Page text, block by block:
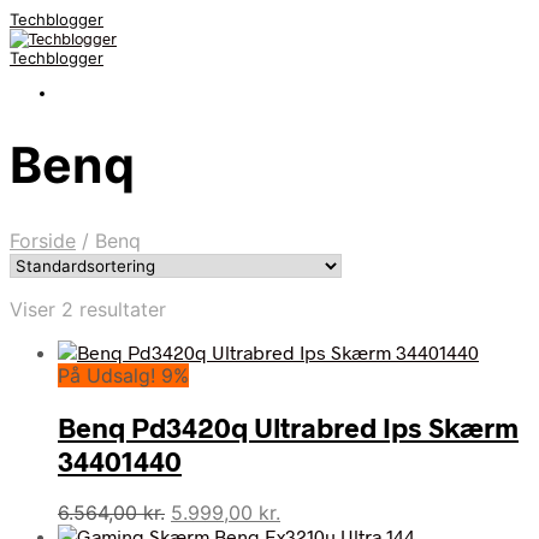
Techblogger
Techblogger
Benq
Forside / Benq
Viser 2 resultater
På Udsalg! 9%
Benq Pd3420q Ultrabred Ips Skærm
34401440
6.564,00kr. Den
5.999,00 kr.